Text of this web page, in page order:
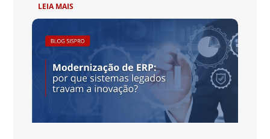
LEIA MAIS